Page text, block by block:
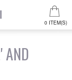
0 ITEM(S)